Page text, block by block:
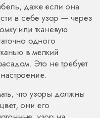
,даже если она
в себе узор — через
или тканевую
одного
в мелкий
Это не требует
что узоры должны
они его